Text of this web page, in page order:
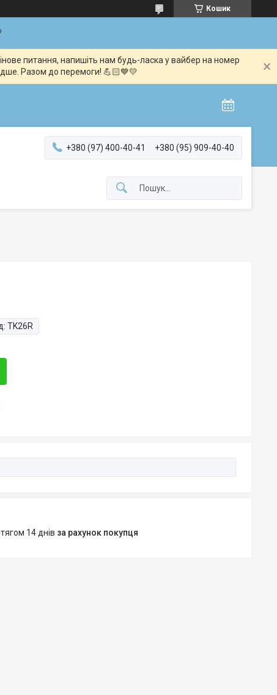
Кошик
питання, напишіть нам будь-ласка у вайбер на номер
Разом до перемоги! 💪🏻💙💛
+380 (97) 400-40-41 +380 (95) 909-40-40
TK26R
14 днів за рахунок покупця